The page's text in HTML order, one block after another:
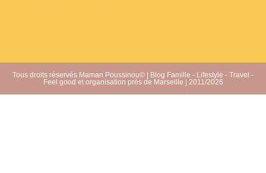
Tous droits réservés Maman Poussinou© | Blog Famille - Lifestyle - Travel -
Feel good et organisation près de Marseille | 2011/2026